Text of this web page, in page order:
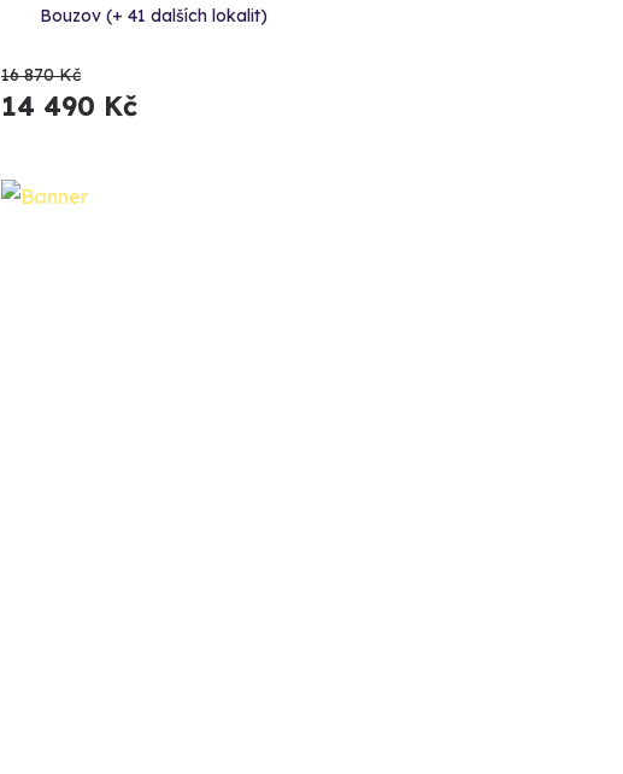
Bouzov (+ 41 dalších lokalit)
16 870 Kč
14 490 Kč